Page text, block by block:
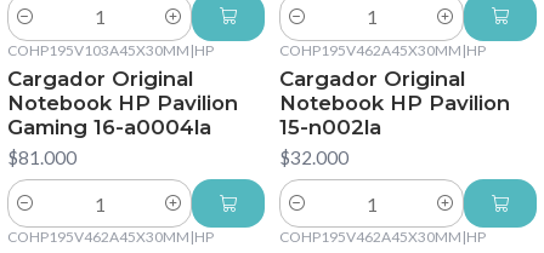
Cantidad Cantidad
COHP195V103A45X30MM |HP
Cargador Original
Notebook HP Pavilion
Gaming 16-a0004la
$81.000
Cantidad
COHP195V462A45X30MM |HP
Cargador Original
Notebook HP Pavilion
15-n002la
$32.000
Cantidad
COHP195V462A45X30MM |HP COHP195V462A45X30MM |HP